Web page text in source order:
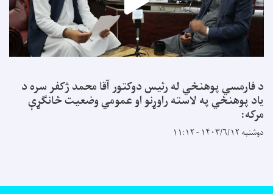
د فارمسي پوهنځي له رئیس دوکتور آقا محمد ژکفر سره د
یاد پوهنځي په لاسته راوړنو او عمومي وضعیت ځانګړې
مرکه:
دوشنبه ۱۴۰۳/۶/۱۲ - ۱۱:۱۲